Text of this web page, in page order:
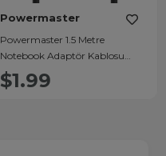
Powermaster
Powermaster 1.5 Metre
Notebook Adaptör Kablosu
Jacklı 4.5x3.0 Uç
$1.99